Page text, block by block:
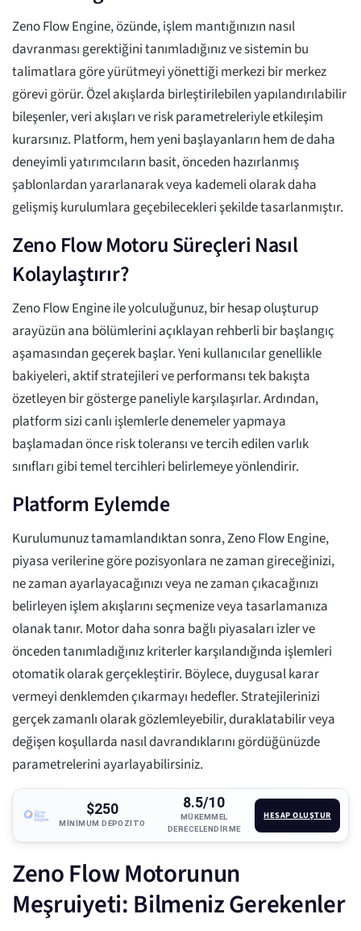
Zeno Flow Engine, özünde, işlem mantığınızın nasıl
davranması gerektiğini tanımladığınız ve sistemin bu
talimatlara göre yürütmeyi yönettiği merkezi bir merkez
görevi görür. Özel akışlarda birleştirilebilen yapılandırılabilir
bileşenler, veri akışları ve risk parametreleriyle etkileşim
kurarsınız. Platform, hem yeni başlayanların hem de daha
deneyimli yatırımcıların basit, önceden hazırlanmış
şablonlardan yararlanarak veya kademeli olarak daha
gelişmiş kurulumlara geçebilecekleri şekilde tasarlanmıştır.
Zeno Flow Motoru Süreçleri Nasıl
Kolaylaştırır?
Zeno Flow Engine ile yolculuğunuz, bir hesap oluşturup
arayüzün ana bölümlerini açıklayan rehberli bir başlangıç
aşamasından geçerek başlar. Yeni kullanıcılar genellikle
bakiyeleri, aktif stratejileri ve performansı tek bakışta
özetleyen bir gösterge paneliyle karşılaşırlar. Ardından,
platform sizi canlı işlemlerle denemeler yapmaya
başlamadan önce risk toleransı ve tercih edilen varlık
sınıfları gibi temel tercihleri belirlemeye yönlendirir.
Platform Eylemde
Kurulumunuz tamamlandıktan sonra, Zeno Flow Engine,
piyasa verilerine göre pozisyonlara ne zaman gireceğinizi,
ne zaman ayarlayacağınızı veya ne zaman çıkacağınızı
belirleyen işlem akışlarını seçmenize veya tasarlamanıza
olanak tanır. Motor daha sonra bağlı piyasaları izler ve
önceden tanımladığınız kriterler karşılandığında işlemleri
otomatik olarak gerçekleştirir. Böylece, duygusal karar
vermeyi denklemden çıkarmayı hedefler. Stratejilerinizi
gerçek zamanlı olarak gözlemleyebilir, duraklatabilir veya
değişen koşullarda nasıl davrandıklarını gördüğünüzde
parametrelerini ayarlayabilirsiniz.
$250
MINIMUM DEPOZITO
8.5/10
MÜKEMMEL
DERECELENDIRME
HESAP OLUŞTUR
Zeno Flow Motorunun
Meşruiyeti: Bilmeniz Gerekenler